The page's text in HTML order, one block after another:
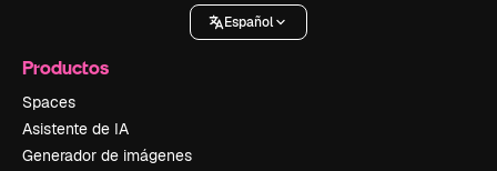
Español
Productos
Spaces
Asistente de IA
Generador de imágenes